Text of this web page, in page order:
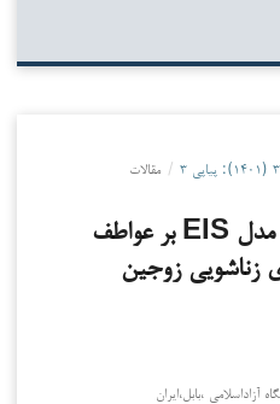
/ مقالات
اثربخشی زوج درمانی با مدل EIS بر عواطف
زناشویی زوجین
آزاداسلامی ،بابل،ایران